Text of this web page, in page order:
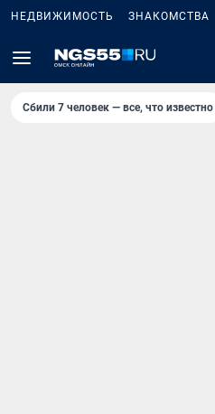
НЕДВИЖИМОСТЬ ЗНАКОМСТВА
Сбили 7 человек — все, что известно